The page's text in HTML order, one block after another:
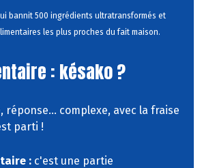
bannit 500 ingrédients ultratransformés et
les plus proches du fait maison.
: késako ?
réponse... complexe, avec la fraise
parti !
: c'est une partie